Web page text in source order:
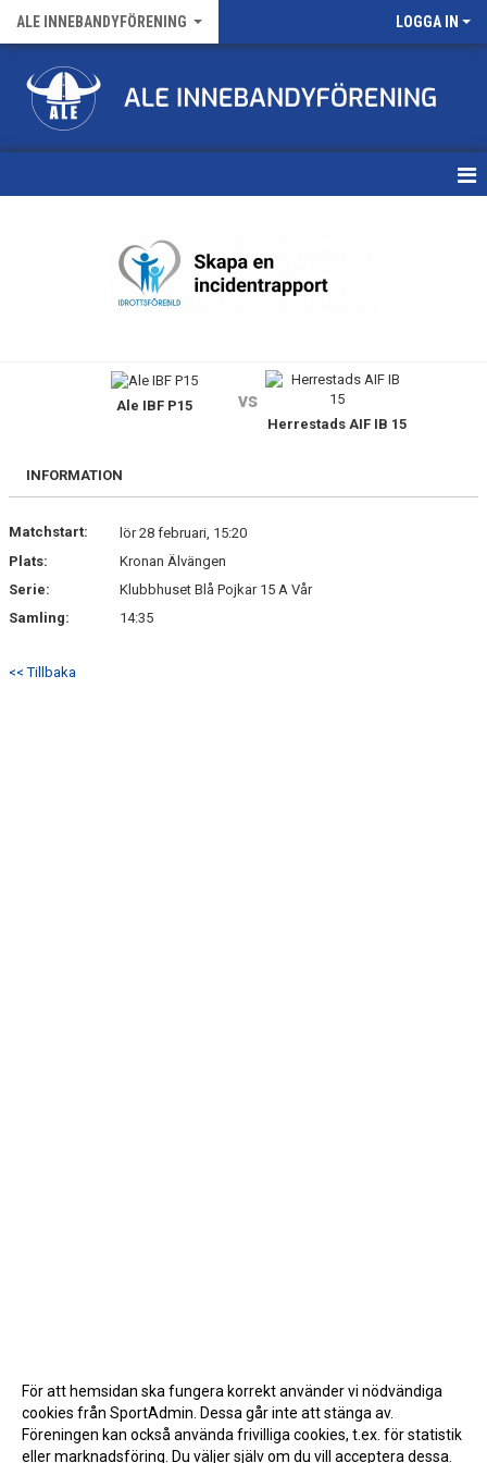
ALE INNEBANDYFÖRENING LOGGA IN
FÖRENINGENS MATCHER
Ale IBF P15 vs
Herrestads AIF IB 15
INFORMATION
Matchstart:
lör 28 februari, 15:20
Plats:
Kronan Älvängen
Serie:
Klubbhuset Blå Pojkar 15 A Vår
Samling:
14:35
<< Tillbaka
För att hemsidan ska fungera korrekt använder vi nödvändiga
cookies från SportAdmin. Dessa går inte att stänga av.
Föreningen kan också använda frivilliga cookies, t.ex. för statistik
eller marknadsföring. Du väljer själv om du vill acceptera dessa.